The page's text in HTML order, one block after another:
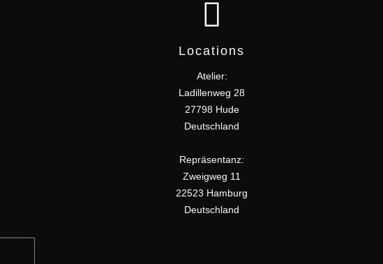
Locations
Atelier:
Ladillenweg 28
27798 Hude
Deutschland
Repräsentanz:
Zweigweg 11
22523 Hamburg
Deutschland